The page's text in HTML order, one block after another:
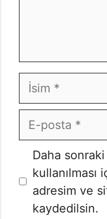
İsim
E-
posta
İnternet
sitesi
Daha
kullanılması
adresim ve
kaydedilsin.